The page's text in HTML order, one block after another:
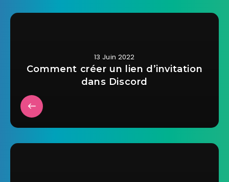
13 Juin 2022
Comment créer un lien d’invitation
dans Discord